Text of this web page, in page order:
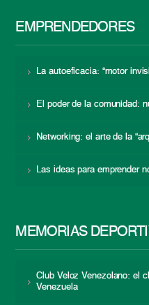
EMPRENDEDORES
La autoeficacia: “motor
El poder de la comunidad:
Networking: el arte de la
Las ideas para emprender
MEMORIAS
Club Veloz Venezolano: el
Venezuela